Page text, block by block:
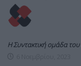
Η Συντακτική ομάδα